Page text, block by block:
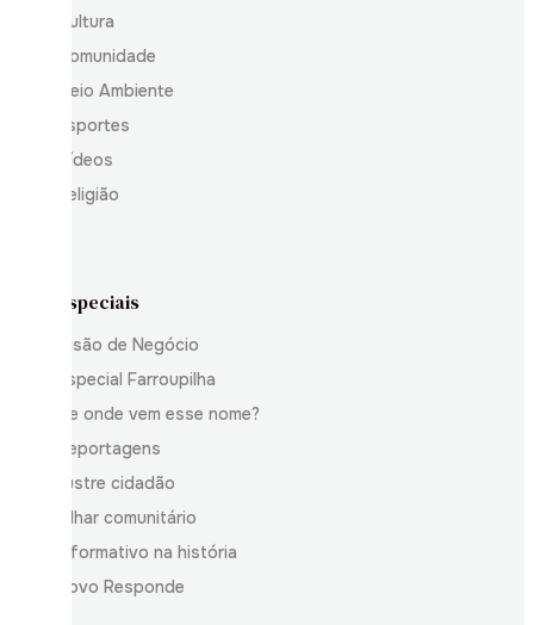
Cultura
Comunidade
Meio Ambiente
Esportes
Vídeos
Religião
Especiais
Visão de Negócio
Especial Farroupilha
De onde vem esse nome?
Reportagens
Ilustre cidadão
Olhar comunitário
Informativo na história
Povo Responde